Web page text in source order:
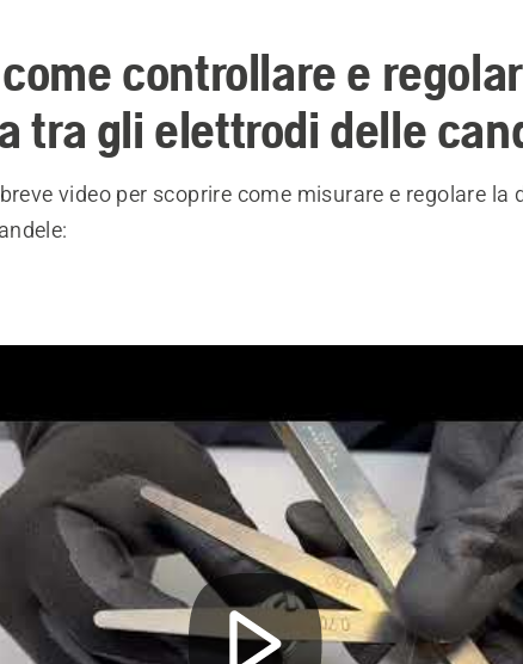
controllare e
tra gli elettrodi delle
video per scoprire come misurare e regolare la